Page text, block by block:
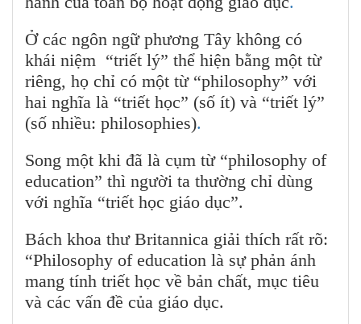
Ở các ngôn ngữ phương Tây không có
khái niệm “triết lý” thể hiện bằng một từ
riêng, họ chỉ có một từ “philosophy” với
hai nghĩa là “triết học” (số ít) và “triết lý”
(số nhiều: philosophies).
Song một khi đã là cụm từ “philosophy of
education” thì người ta thường chỉ dùng
với nghĩa “triết học giáo dục”.
Bách khoa thư Britannica giải thích rất rõ:
“Philosophy of education là sự phản ánh
mang tính triết học về bản chất, mục tiêu
và các vấn đề của giáo dục.